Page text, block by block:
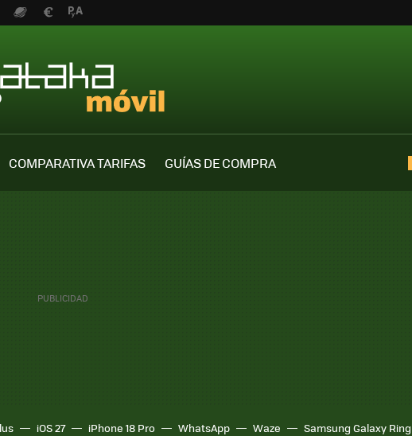
COMPARATIVA TARIFAS
GUÍAS DE COMPRA
iOS 27 iPhone 18 Pro WhatsApp Waze Samsung Galaxy Ring